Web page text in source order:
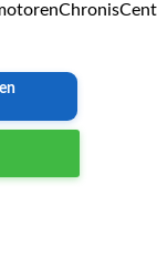
Chronis